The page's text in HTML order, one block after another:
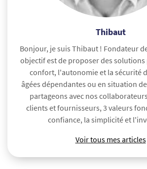
Thibaut
Bonjour, je suis Thibaut ! Fondateur
objectif est de proposer des
confort, l'autonomie et la sécurité
âgées dépendantes ou en situation
partageons avec nos
clients et fournisseurs, 3 valeurs
confiance, la simplicité et
Voir tous mes articles